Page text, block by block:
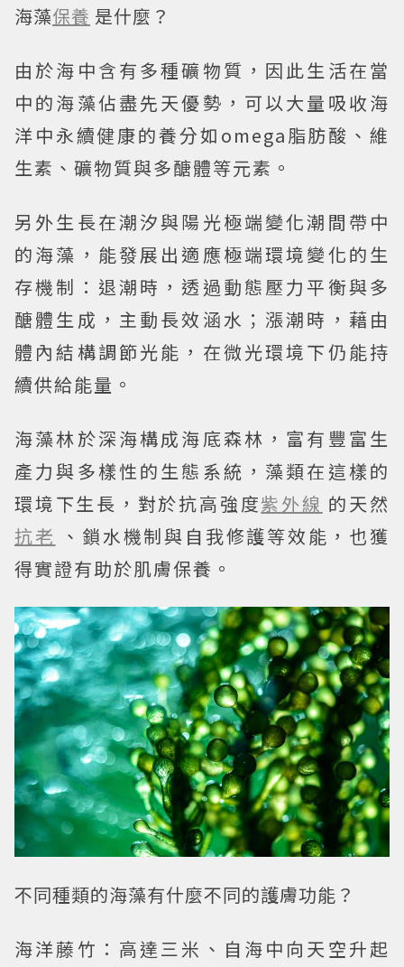
海藻保養 是什麼？
由於海中含有多種礦物質，因此生活在當
中的海藻佔盡先天優勢，可以大量吸收海
洋中永續健康的養分如omega脂肪酸、維
生素、礦物質與多醣體等元素。
另外生長在潮汐與陽光極端變化潮間帶中
的海藻，能發展出適應極端環境變化的生
存機制：退潮時，透過動態壓力平衡與多
醣體生成，主動長效涵水；漲潮時，藉由
體內結構調節光能，在微光環境下仍能持
續供給能量。
海藻林於深海構成海底森林，富有豐富生
產力與多樣性的生態系統，藻類在這樣的
環境下生長，對於抗高強度紫外線 的天然
抗老 、鎖水機制與自我修護等效能，也獲
得實證有助於肌膚保養。
不同種類的海藻有什麼不同的護膚功能？
海洋藤竹： 高達三米、自海中向天空升起